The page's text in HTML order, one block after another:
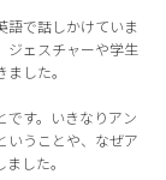
語で話しかけていま
ジェスチャーや学生
した。
です。いきなりアン
いうことや、なぜア
した。